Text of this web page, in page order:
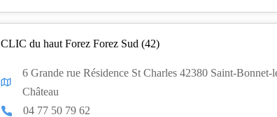
CLIC du haut Forez Forez Sud (42)
6 Grande rue Résidence St Charles 42380 Saint-Bonnet-
Château
04 77 50 79 62